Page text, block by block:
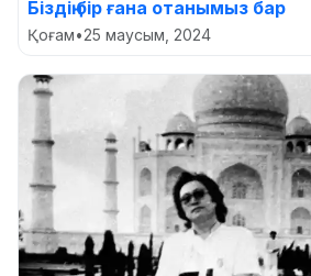
Біздің бір ғана отанымыз бар
Қоғам•25 маусым, 2024